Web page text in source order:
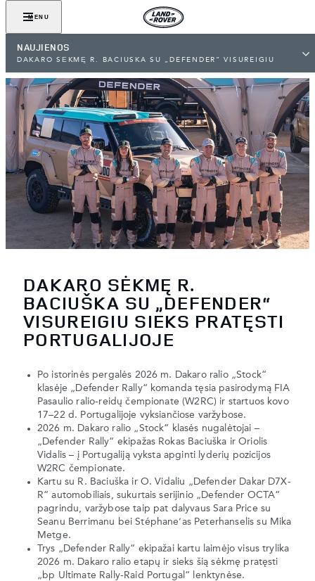
MENU
NAUJIENOS
DAKARO SĖKMĘ R. BACIUŠKA SU „DEFENDER“ VISUREIGIU
DAKARO SĖKMĘ R.
BACIUŠKA SU „DEFENDER“
VISUREIGIU SIEKS PRATĘSTI
PORTUGALIJOJE
Po istorinės pergalės 2026 m. Dakaro ralio „Stock“
klasėje „Defender Rally“ komanda tęsia pasirodymą FIA
Pasaulio ralio-reidų čempionate (W2RC) ir startuos kovo
17–22 d. Portugalijoje vyksiančiose varžybose.
2026 m. Dakaro ralio „Stock“ klasės nugalėtojai –
„Defender Rally“ ekipažas Rokas Baciuška ir Oriolis
Vidalis – į Portugaliją vyksta apginti lyderių pozicijos
W2RC čempionate.
Kartu su R. Baciuška ir O. Vidaliu „Defender Dakar D7X-
R“ automobiliais, sukurtais serijinio „Defender OCTA“
pagrindu, varžybose taip pat dalyvaus Sara Price su
Seanu Berrimanu bei Stéphane’as Peterhanselis su Mika
Metge.
Trys „Defender Rally“ ekipažai kartu laimėjo visus trylika
2026 m. Dakaro ralio etapų ir sieks šią sėkmę pratęsti
„bp Ultimate Rally-Raid Portugal“ lenktynėse.